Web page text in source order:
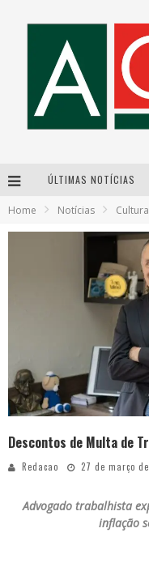
ÚLTIMAS NOTÍCIAS
Home Notícias Cultura
Descontos de Multa de
Redacao 27 de março
Advogado trabalhista
inflação